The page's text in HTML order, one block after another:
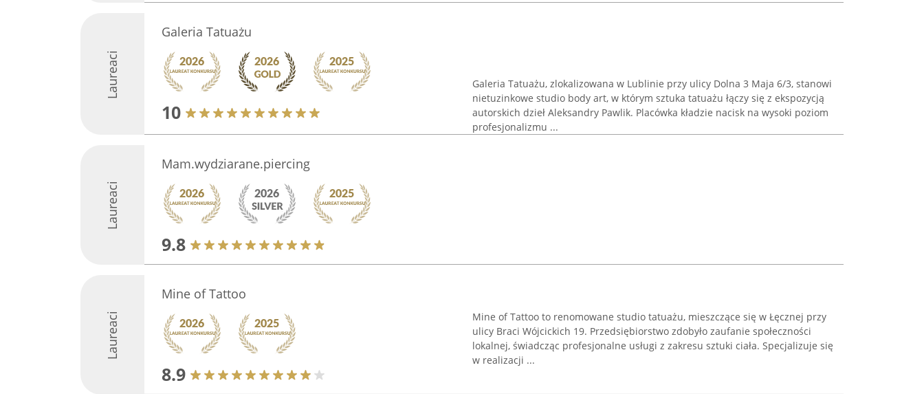
Laureaci
Galeria Tatuażu
10
Galeria Tatuażu, zlokalizowana w Lublinie przy ulicy Dolna 3 Maja 6/3, stanowi
nietuzinkowe studio body art, w którym sztuka tatuażu łączy się z ekspozycją
autorskich dzieł Aleksandry Pawlik. Placówka kładzie nacisk na wysoki poziom
profesjonalizmu ...
Laureaci
Mam.wydziarane.piercing
9.8
Laureaci
Mine of Tattoo
8.9
Mine of Tattoo to renomowane studio tatuażu, mieszczące się w Łęcznej przy
ulicy Braci Wójcickich 19. Przedsiębiorstwo zdobyło zaufanie społeczności
lokalnej, świadcząc profesjonalne usługi z zakresu sztuki ciała. Specjalizuje się
w realizacji ...